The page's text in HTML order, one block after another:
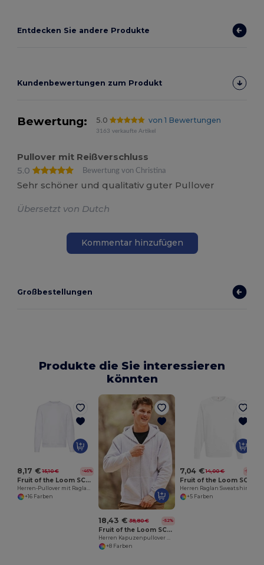
Entdecken Sie andere Produkte
Kundenbewertungen zum Produkt
Bewertung: 5.0 von 1 Bewertungen
3163 verkaufte Artikel
Pullover mit Reißverschluss
5.0
Bewertung von Christina
Sehr schöner und qualitativ guter Pullover
Übersetzt von Dutch
Kommentar hinzufügen
Großbestellungen
Produkte die Sie interessieren
könnten
8,17 € 15,10 € -46%
Fruit of the Loom SC260
+16 Farben
18,43 € 38,80 € -52%
Fruit of the Loom SC274
+8 Farben
7,04 € 14,00 € -50%
Herren Raglan Sweatshirt
+5 Farben